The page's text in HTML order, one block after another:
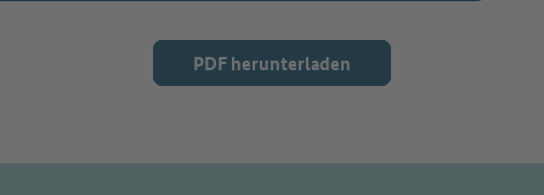
PDF herunterladen